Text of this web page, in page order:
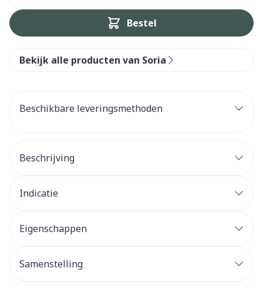
Bestel
Bekijk alle producten van Soria
Beschikbare leveringsmethoden
Beschrijving
Indicatie
Eigenschappen
Samenstelling